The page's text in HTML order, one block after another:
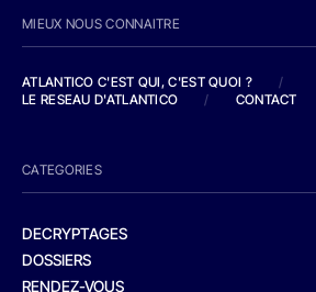
MIEUX NOUS CONNAITRE
ATLANTICO C'EST QUI, C'EST QUOI ?
/
LE RESEAU D'ATLANTICO
/ CONTACT
CATEGORIES
DECRYPTAGES
DOSSIERS
RENDEZ-VOUS